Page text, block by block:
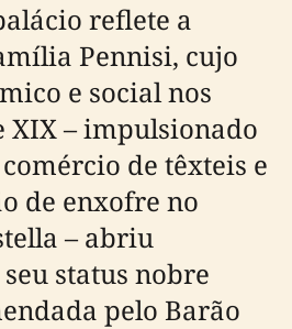
reflete a
Pennisi, cujo
e social nos
XIX – impulsionado
de têxteis e
de enxofre no
– abriu
status nobre
pelo Barão